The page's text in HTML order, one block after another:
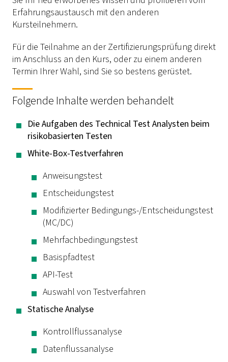
Erfahrungsaustausch mit den anderen
Kursteilnehmern.
Für die Teilnahme an der Zertifizierungsprüfung direkt
im Anschluss an den Kurs, oder zu einem anderen
Termin Ihrer Wahl, sind Sie so bestens gerüstet.
Folgende Inhalte werden behandelt
Die Aufgaben des Technical Test Analysten beim
risikobasierten Testen
White-Box-Testverfahren
Anweisungstest
Entscheidungstest
Modifizierter Bedingungs-/Entscheidungstest
(MC/DC)
Mehrfachbedingungstest
Basispfadtest
API-Test
Auswahl von Testverfahren
Statische Analyse
Kontrollflussanalyse
Datenflussanalyse